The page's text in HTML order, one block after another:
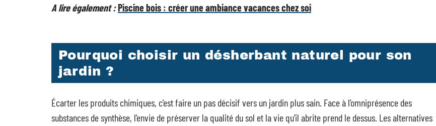
A lire également :Piscine bois : créer une ambiance vacances chez soi
Pourquoi choisir un désherbant naturel pour son
jardin ?
Écarter les produits chimiques, c’est faire un pas décisif vers un jardin plus sain. Face à l’omniprésence des
substances de synthèse, l’envie de préserver la qualité du sol et la vie qu’il abrite prend le dessus. Les alternatives